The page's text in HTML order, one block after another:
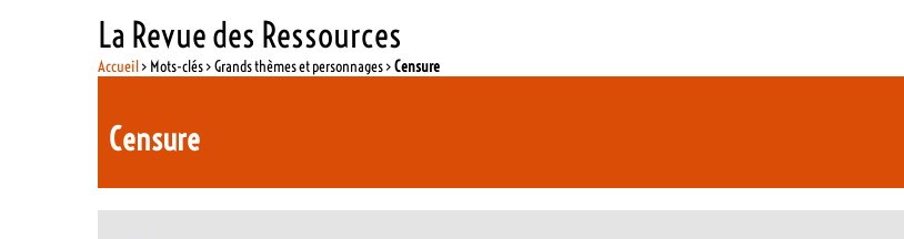
La Revue des Ressources
Accueil> Mots-clés > Grands thèmes et personnages >Censure
Censure